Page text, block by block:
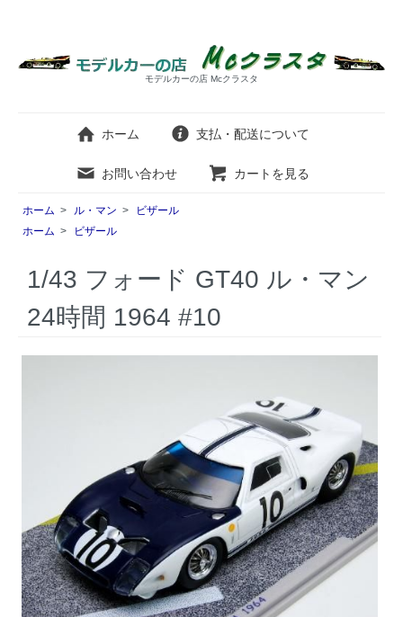
モデルカーの店 Mcクラスタ
ホーム 支払・配送について
お問い合わせ カートを見る
ホーム > ル・マン >
ビザール
ホーム > ビザール
1/43 フォード GT40 ル・マン
24時間 1964 #10